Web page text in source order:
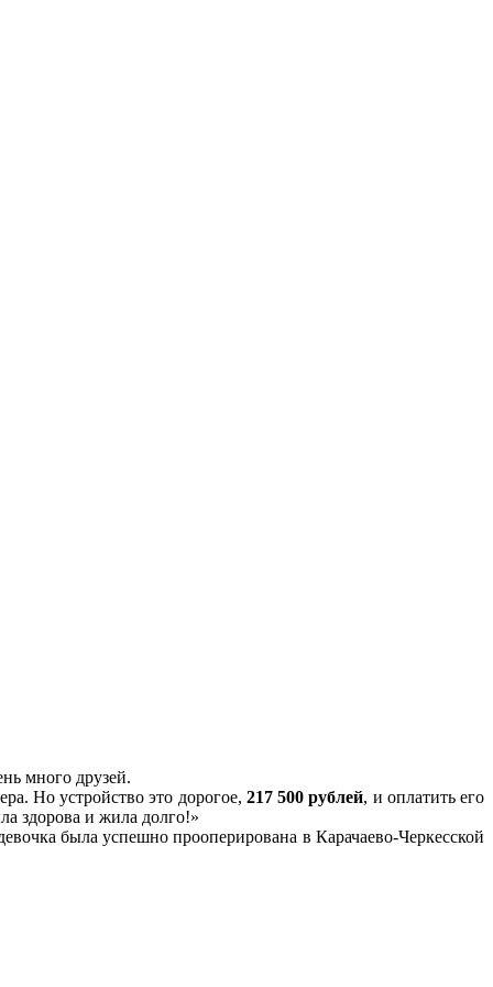
много друзей.
Но устройство это дорогое, 217 500 рублей, и оплатить его
здорова и жила долго!»
была успешно прооперирована в Карачаево-Черкесской